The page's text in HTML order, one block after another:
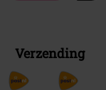
Verzending